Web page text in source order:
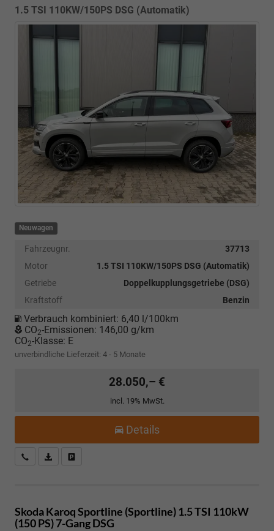
1.5 TSI 110KW/150PS DSG (Automatik)
Neuwagen
Fahrzeugnr.
37713
Motor
1.5 TSI 110KW/150PS DSG (Automatik)
Getriebe
Doppelkupplungsgetriebe (DSG)
Kraftstoff
Benzin
Verbrauch kombiniert: 6,40 l/100km
CO2-Emissionen: 146,00 g/km
CO2-Klasse: E
unverbindliche Lieferzeit: 4 - 5 Monate
28.050,– €
incl. 19% MwSt.
Details
Kostenloser Rückruf-Service
PDF-Datei, Fahrzeugexposé drucken
Skoda KaroqSportline (Sportline) 1.5 TSI 110kW
(150 PS) 7-Gang DSG